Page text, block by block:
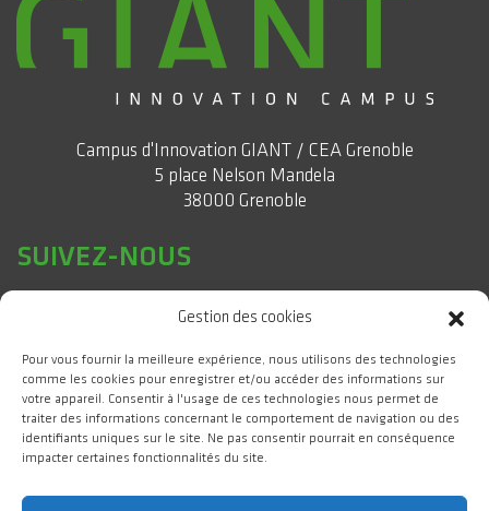
Gestion des cookies
Pour vous fournir la meilleure expérience, nous utilisons des technologies
comme les cookies pour enregistrer et/ou accéder des informations sur
votre appareil. Consentir à l'usage de ces technologies nous permet de
traiter des informations concernant le comportement de navigation ou des
identifiants uniques sur le site. Ne pas consentir pourrait en conséquence
impacter certaines fonctionnalités du site.
Campus d'Innovation GIANT / CEA Grenoble
5 place Nelson Mandela
38000 Grenoble
SUIVEZ-NOUS
#WeAreGIANT